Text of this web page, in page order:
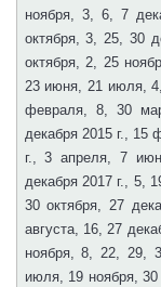
ноября, 3, 6, 7
октября, 3, 25, 30
октября, 2, 25
23 июня, 21 июля,
февраля, 8, 30
декабря 2015 г.,
г., 3 апреля, 7
декабря 2017 г., 5,
30 октября, 27
августа, 16, 27
ноября, 8, 22, 29,
июля, 19 ноября,